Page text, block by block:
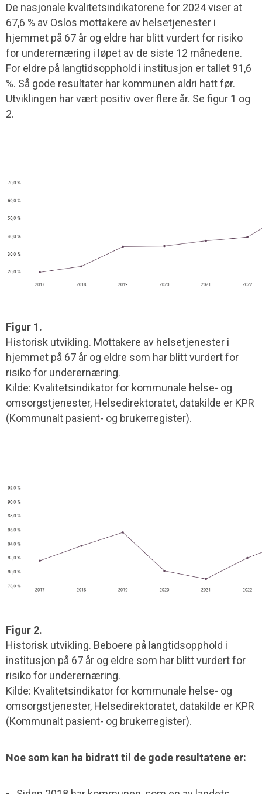
De nasjonale kvalitetsindikatorene for 2024viser at
67,6 % av Oslos mottakere av helsetjenester i
hjemmet på 67 år og eldre har blitt vurdert for risiko
for underernæring i løpet av de siste 12 månedene.
For eldre på langtidsopphold i institusjon ertallet 91,6
%. Så gode resultater har kommunen aldri hatt før.
Utviklingen har vært positiv over flere år. Se figur 1 og
2.
Figur 1.
Historisk utvikling. Mottakere av helsetjenester i
hjemmet på 67 år og eldre som har blitt vurdert for
risiko for underernæring.
Kilde: Kvalitetsindikator for kommunale helse- og
omsorgstjenester, Helsedirektoratet, datakilde er KPR
(Kommunalt pasient- og brukerregister).
Figur 2.
Historisk utvikling. Beboere på langtidsopphold i
institusjon på 67 år og eldre som har blitt vurdert for
risiko for underernæring.
Kilde: Kvalitetsindikator for kommunale helse- og
omsorgstjenester, Helsedirektoratet, datakilde er KPR
(Kommunalt pasient- og brukerregister).
Noe som kan ha bidratt til de gode resultatene er: